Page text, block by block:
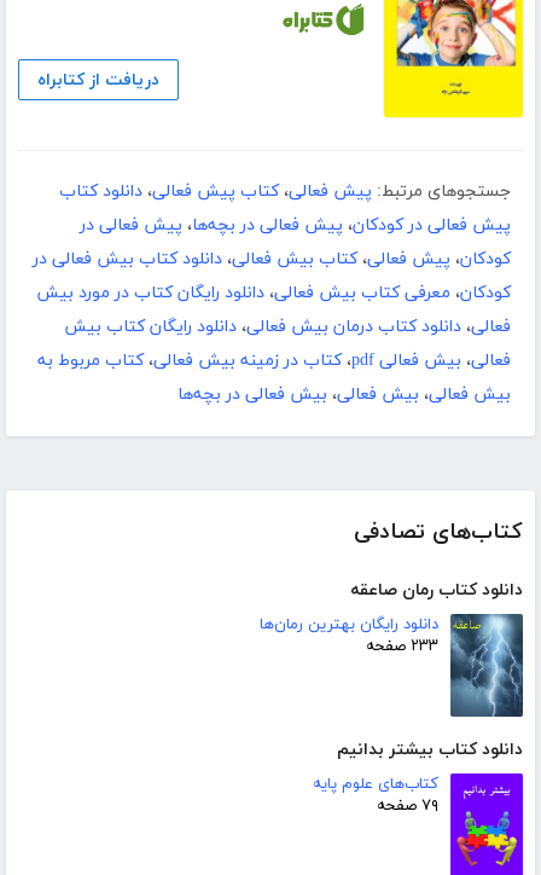
کتاب‌های تصادفی
دانلود کتاب رمان صاعقه
دانلود رایگان بهترین رمان‌ها
۲۳۳ صفحه
دانلود کتاب بیشتر بدانیم
کتاب‌های علوم پایه
۷۹ صفحه
دریافت از کتابراه
جستجوهای مرتبط: پیش فعالی،کتاب پیش فعالی، دانلود کتاب
پیش فعالی در کودکان، پیش فعالی در بچه‌ها، پیش فعالی در
کودکان، پیش فعالی،کتاب بیش فعالی، دانلود کتاب بیش فعالی در
کودکان، معرفی کتاب بیش فعالی، دانلود رایگان کتاب در مورد بیش
فعالی، دانلود کتاب درمان بیش فعالی، دانلود رایگان کتاب بیش
فعالی، بیش فعالی pdf ،کتاب در زمینه بیش فعالی،کتاب مربوط به
بیش فعالی، بیش فعالی، بیش فعالی در بچه‌ها